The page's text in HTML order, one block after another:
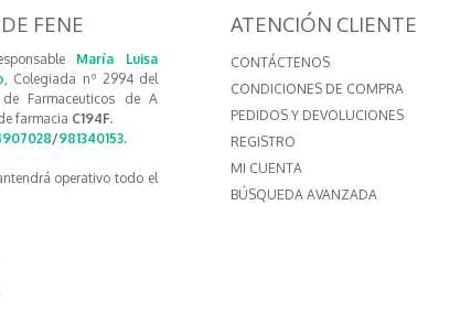
FENE
María Luisa
, Colegiada nº 2994 del
Farmaceuticos de A
farmacia C194F.
/981340153.
operativo todo el
ATENCIÓN CLIENTE
CONTÁCTENOS
CONDICIONES DE COMPRA
PEDIDOS Y DEVOLUCIONES
REGISTRO
MI CUENTA
BÚSQUEDA AVANZADA